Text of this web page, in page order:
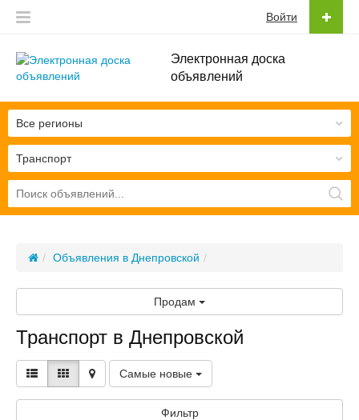
Электронная доска
объявлений
Войти
Транспорт
Все регионы
Объявления в Днепровской
Продам
Транспорт в Днепровской
Самые новые
Фильтр